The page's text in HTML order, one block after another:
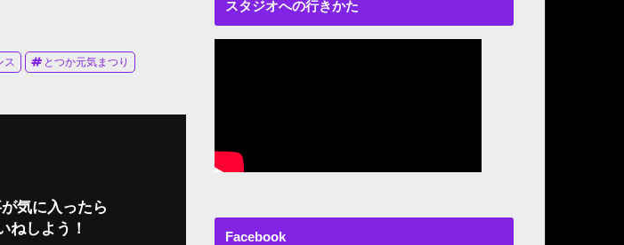
ス とつか元気まつり
気に入ったら
ねしよう！
スタジオへの行きかた
Facebook